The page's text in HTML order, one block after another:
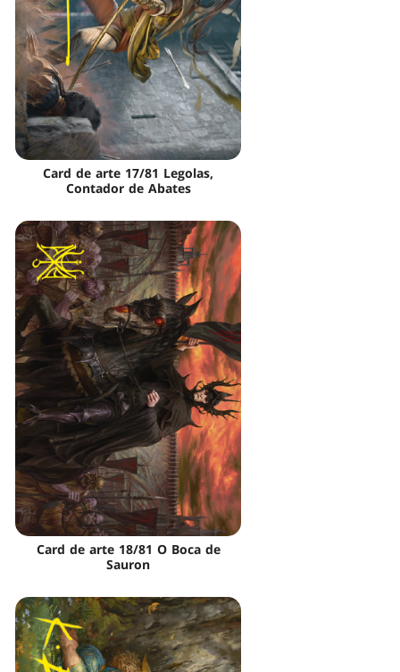
Card de arte 17/81 Legolas,
Contador de Abates
Card de arte 18/81 O Boca de
Sauron